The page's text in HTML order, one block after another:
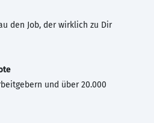
den Job, der wirklich zu Dir
und über 20.000